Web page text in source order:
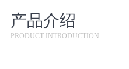
产品介绍
PRODUCT INTRODUCTION